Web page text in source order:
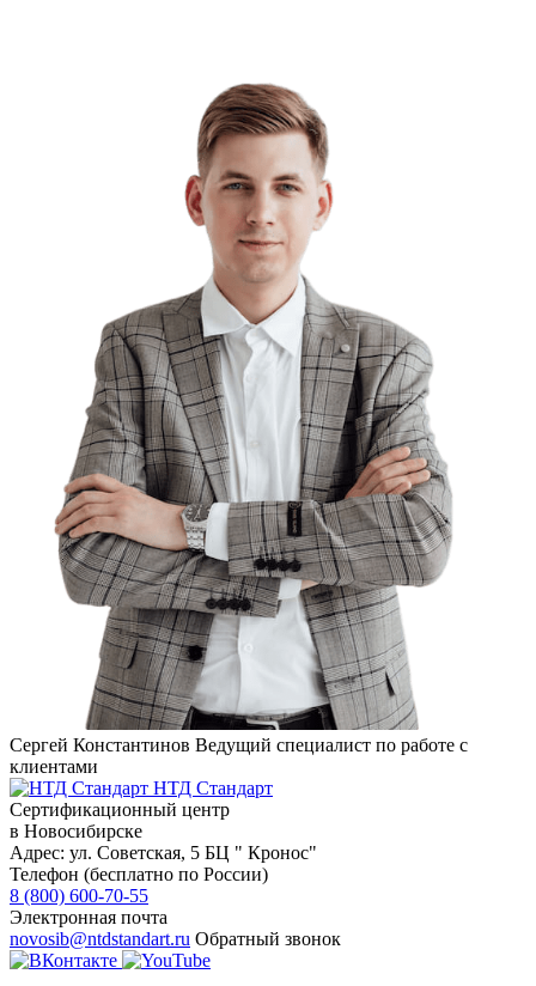
Сергей Константинов Ведущий специалист по работе с
клиентами
НТД Стандарт
Сертификационный центр
в Новосибирске
Адрес: ул. Советская, 5 БЦ " Кронос"
Телефон (бесплатно по России)
8 (800) 600-70-55
Электронная почта
novosib@ntdstandart.ru Обратный звонок